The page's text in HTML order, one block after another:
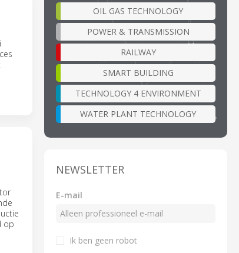
op
OIL GAS TECHNOLOGY
POWER & TRANSMISSION
RAILWAY
SMART BUILDING
TECHNOLOGY 4 ENVIRONMENT
WATER PLANT TECHNOLOGY
NEWSLETTER
E-mail
Ik ben geen robot